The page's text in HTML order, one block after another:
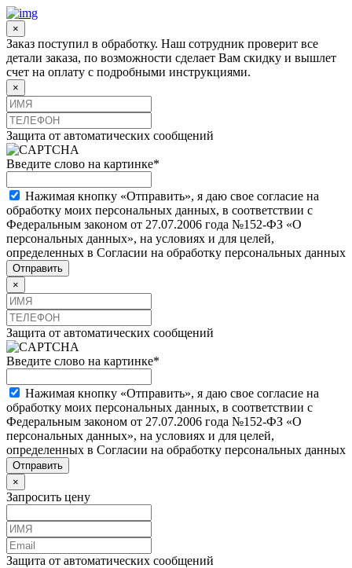
×
Заказ поступил в обработку. Наш сотрудник проверит все
детали заказа, по возможности сделает Вам скидку и вышлет
счет на оплату с подробными инструкциями.
×
Защита от автоматических сообщений
Введите слово на картинке*
Нажимая кнопку «Отправить», я даю свое согласие на
обработку моих персональных данных, в соответствии с
Федеральным законом от 27.07.2006 года №152-ФЗ «О
персональных данных», на условиях и для целей,
определенных в Согласии на обработку персональных данных
×
Защита от автоматических сообщений
Введите слово на картинке*
Нажимая кнопку «Отправить», я даю свое согласие на
обработку моих персональных данных, в соответствии с
Федеральным законом от 27.07.2006 года №152-ФЗ «О
персональных данных», на условиях и для целей,
определенных в Согласии на обработку персональных данных
×
Запросить цену
Защита от автоматических сообщений